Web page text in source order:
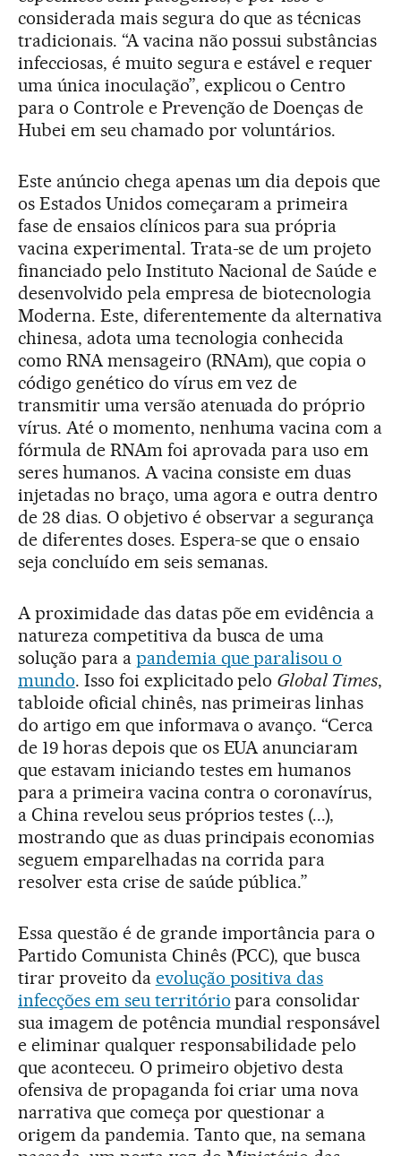
considerada mais segura do que as técnicas
tradicionais. “A vacina não possui substâncias
infecciosas, é muito segura e estável e requer
uma única inoculação”, explicou o Centro
para o Controle e Prevenção de Doenças de
Hubei em seu chamado por voluntários.
Este anúncio chega apenas um dia depois que
os Estados Unidos começaram a primeira
fase de ensaios clínicos para sua própria
vacina experimental. Trata-se de um projeto
financiado pelo Instituto Nacional de Saúde e
desenvolvido pela empresa de biotecnologia
Moderna. Este, diferentemente da alternativa
chinesa, adota uma tecnologia conhecida
como RNA mensageiro (RNAm), que copia o
código genético do vírus em vez de
transmitir uma versão atenuada do próprio
vírus. Até o momento, nenhuma vacina com a
fórmula de RNAm foi aprovada para uso em
seres humanos. A vacina consiste em duas
injetadas no braço, uma agora e outra dentro
de 28 dias. O objetivo é observar a segurança
de diferentes doses. Espera-se que o ensaio
seja concluído em seis semanas.
A proximidade das datas põe em evidência a
natureza competitiva da busca de uma
solução para a pandemia que paralisou o
mundo. Isso foi explicitado pelo Global Times,
tabloide oficial chinês, nas primeiras linhas
do artigo em que informava o avanço. “Cerca
de 19 horas depois que os EUA anunciaram
que estavam iniciando testes em humanos
para a primeira vacina contra o coronavírus,
a China revelou seus próprios testes (...),
mostrando que as duas principais economias
seguem emparelhadas na corrida para
resolver esta crise de saúde pública.”
Essa questão é de grande importância para o
Partido Comunista Chinês (PCC), que busca
tirar proveito da evolução positiva das
infecções em seu território para consolidar
sua imagem de potência mundial responsável
e eliminar qualquer responsabilidade pelo
que aconteceu. O primeiro objetivo desta
ofensiva de propaganda foi criar uma nova
narrativa que começa por questionar a
origem da pandemia. Tanto que, na semana